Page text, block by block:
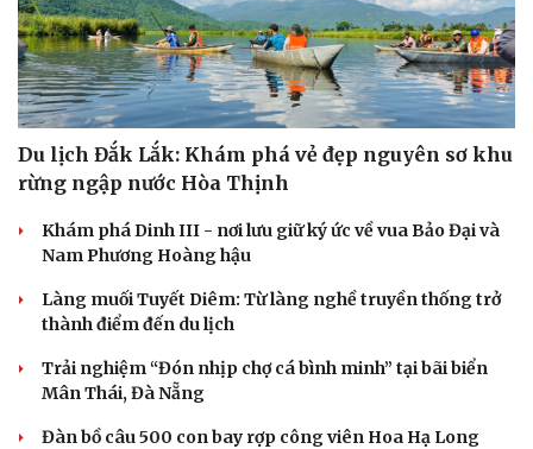
Du lịch Đắk Lắk: Khám phá vẻ đẹp nguyên sơ khu
rừng ngập nước Hòa Thịnh
Khám phá Dinh III - nơi lưu giữ ký ức về vua Bảo Đại và
Nam Phương Hoàng hậu
Làng muối Tuyết Diêm: Từ làng nghề truyền thống trở
thành điểm đến du lịch
Trải nghiệm “Đón nhịp chợ cá bình minh” tại bãi biển
Mân Thái, Đà Nẵng
Đàn bồ câu 500 con bay rợp công viên Hoa Hạ Long